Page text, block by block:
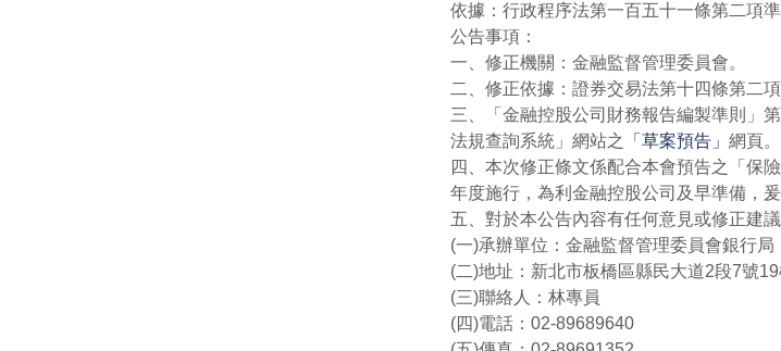
依據：行政程序法第一百五十一條第二項
公告事項：
一、修正機關：金融監督管理委員會。
二、修正依據：證券交易法第十四條第二項
三、「金融控股公司財務報告編製準則」
法規查詢系統」網站之 「草案預告」 網頁。
四、本次修正條文係配合本會預告之「保
年度施行，為利金融控股公司及早準備，
五、對於本公告內容有任何意見或修正建
(一)承辦單位：金融監督管理委員會銀行局
(二)地址：新北市板橋區縣民大道2段7號
(三)聯絡人：林專員
(四)電話：02-89689640